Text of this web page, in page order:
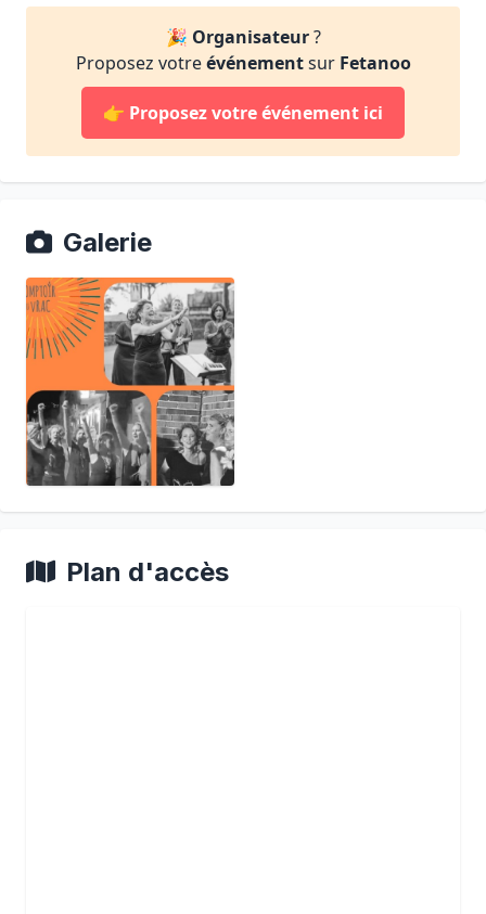
🎉 Organisateur?
Proposez votreévénementsur Fetanoo
👉 Proposez votre événement ici
Galerie
Plan d'accès